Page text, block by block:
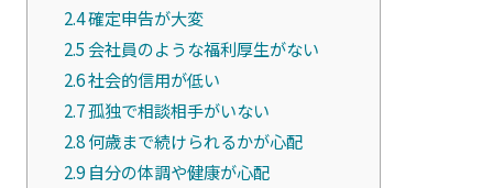
2.4確定申告が大変
2.5会社員のような福利厚生がない
2.6社会的信用が低い
2.7孤独で相談相手がいない
2.8何歳まで続けられるかが心配
2.9自分の体調や健康が心配